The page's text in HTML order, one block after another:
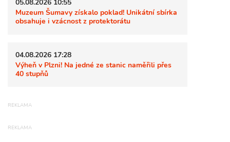
Muzeum Šumavy získalo poklad! Unikátní sbírka
obsahuje i vzácnost z protektorátu
04.08.2026 17:28
Výheň v Plzni! Na jedné ze stanic naměřili přes
40 stupňů